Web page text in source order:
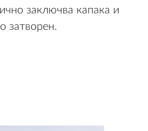
заключва капака и
затворен.